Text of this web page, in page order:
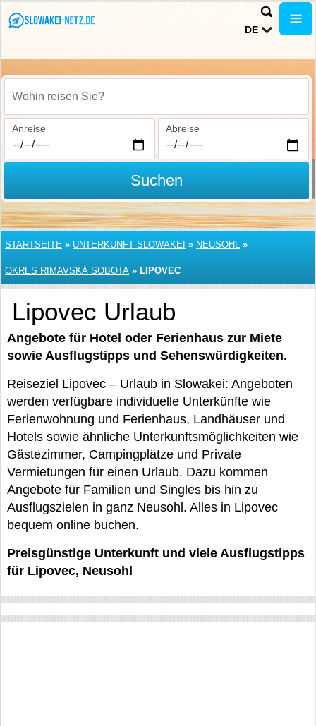
DE
Wohin reisen Sie?
Anreise Abreise
Suchen
STARTSEITE » UNTERKUNFT SLOWAKEI » NEUSOHL »
OKRES RIMAVSKÁ SOBOTA » LIPOVEC
Lipovec Urlaub
Angebote für Hotel oder Ferienhaus zur Miete
sowie Ausflugstipps und Sehenswürdigkeiten.
Reiseziel Lipovec – Urlaub in Slowakei: Angeboten
werden verfügbare individuelle Unterkünfte wie
Ferienwohnung und Ferienhaus, Landhäuser und
Hotels sowie ähnliche Unterkunftsmöglichkeiten wie
Gästezimmer, Campingplätze und Private
Vermietungen für einen Urlaub. Dazu kommen
Angebote für Familien und Singles bis hin zu
Ausflugszielen in ganz Neusohl. Alles in Lipovec
bequem online buchen.
Preisgünstige Unterkunft und viele Ausflugstipps
für Lipovec, Neusohl